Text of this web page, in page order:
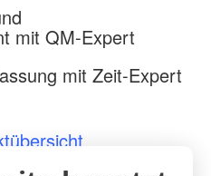
mit QM-Expert
mit Zeit-Expert